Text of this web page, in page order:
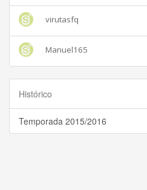
virutasfq
Manuel165
Histórico
Temporada 2015/2016